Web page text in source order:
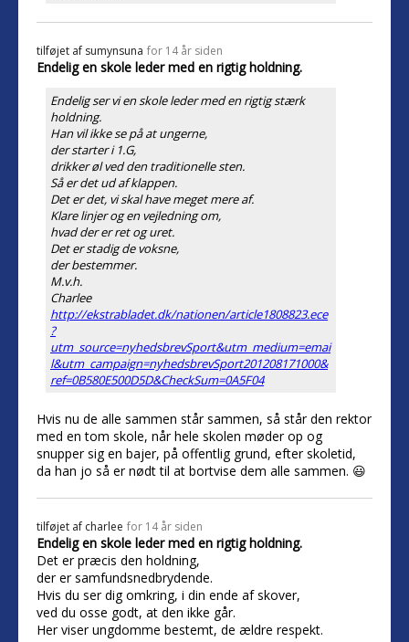
tilføjet af sumynsuna for 14 år siden
Endelig en skole leder med en rigtig holdning.
Endelig ser vi en skole leder med en rigtig stærk
holdning.
Han vil ikke se på at ungerne,
der starter i 1.G,
drikker øl ved den traditionelle sten.
Så er det ud af klappen.
Det er det, vi skal have meget mere af.
Klare linjer og en vejledning om,
hvad der er ret og uret.
Det er stadig de voksne,
der bestemmer.
M.v.h.
Charlee
http://ekstrabladet.dk/nationen/article1808823.ece
?
utm_source=nyhedsbrevSport&utm_medium=emai
l&utm_campaign=nyhedsbrevSport201208171000&
ref=0B580E500D5D&CheckSum=0A5F04
Hvis nu de alle sammen står sammen, så står den rektor
med en tom skole, når hele skolen møder op og
snupper sig en bajer, på offentlig grund, efter skoletid,
da han jo så er nødt til at bortvise dem alle sammen. 😃
tilføjet af charlee for 14 år siden
Endelig en skole leder med en rigtig holdning.
Det er præcis den holdning,
der er samfundsnedbrydende.
Hvis du ser dig omkring, i din ende af skover,
ved du osse godt, at den ikke går.
Her viser ungdomme bestemt, de ældre respekt.